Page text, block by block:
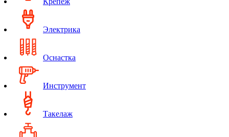
Электрика
Оснастка
Инструмент
Такелаж